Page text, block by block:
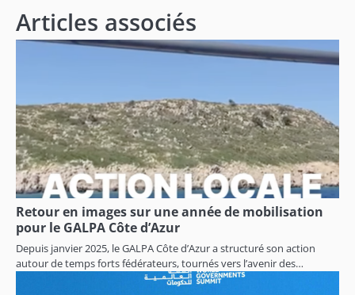
Articles associés
Retour en images sur une année de mobilisation
pour le GALPA Côte d’Azur
Depuis janvier 2025, le GALPA Côte d’Azur a structuré son action
autour de temps forts fédérateurs, tournés vers l’avenir des…